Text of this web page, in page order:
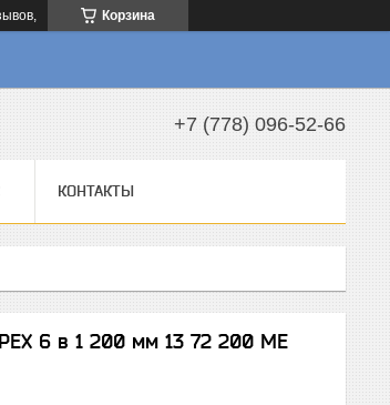
Корзина
+7 (778) 096-52-66
КОНТАКТЫ
6 в 1 200 мм 13 72 200 ME